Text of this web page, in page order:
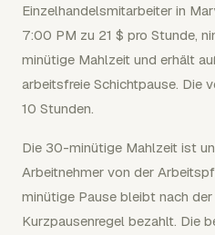
Einzelhandelsmitarbeiter in
7:00 PM zu 21 $ pro Stunde,
minütige Mahlzeit und erhält
arbeitsfreie Schichtpause. Die
10 Stunden.
Die 30-minütige Mahlzeit ist
Arbeitnehmer von der
minütige Pause bleibt nach
Kurzpausenregel bezahlt. Die